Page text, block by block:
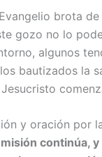
brota
gozo no lo
algu­nos
bautiza­dos la
y ora­ción por
misión continúa,